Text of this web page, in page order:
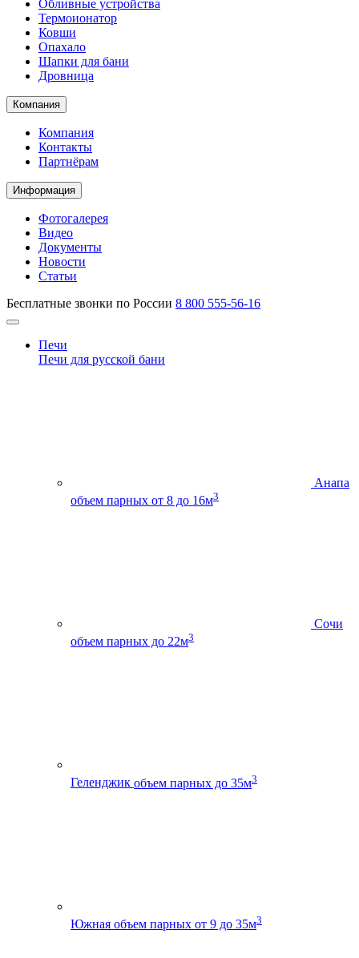
Обливные устройства
Термоионатор
Ковши
Опахало
Шапки для бани
Дровница
Компания
Компания
Контакты
Партнёрам
Информация
Фотогалерея
Видео
Документы
Новости
Статьи
Бесплатные звонки по России 8 800 555-56-16
Печи
Печи для русской бани
Анапа
объем парных от 8 до 16м3
Сочи
объем парных до 22м3
Геленджик объем парных до 35м3
Южная объем парных от 9 до 35м3